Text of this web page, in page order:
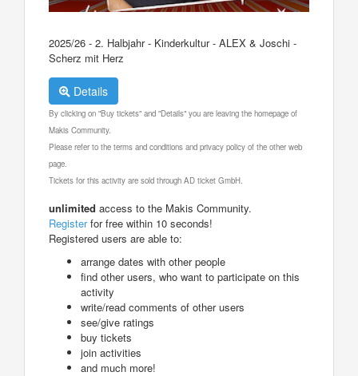
2025/26 - 2. Halbjahr - Kinderkultur - ALEX & Joschi -
Scherz mit Herz
Details
By clicking on "Buy tickets" and "Details" you are leaving the homepage of
Makis Community.
Please refer to the terms and conditions and privacy policy of the other web
page.
Tickets for this activity are sold through AD ticket GmbH.
unlimited access to the Makis Community.
Registerfor free within 10 seconds!
Registered users are able to:
arrange dates with other people
find other users, who want to participate on this
activity
write/read comments of other users
see/give ratings
buy tickets
join activities
and much more!